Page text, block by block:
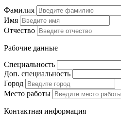
Фамилия
Имя
Отчество
Рабочие данные
Специальность
Доп. специальность
Город
Место работы
Контактная информация